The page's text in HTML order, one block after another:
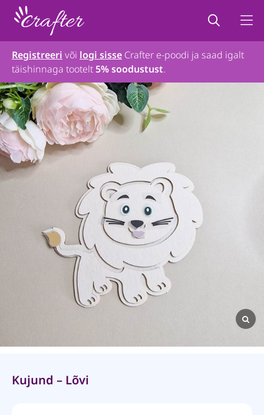
Registreeri või logi sisse Crafter e-poodi ja saad igalt
täishinnaga tootelt5% soodustust.
Kujund – Lõvi